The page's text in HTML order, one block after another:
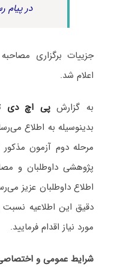
در پیام
اعلام شد.
به گزارش پی اچ دی
بدینوسیله به اطلاع
مرحله دوم آزمون
پژوهشی داوطلبان و
اطلاع داوطلبان عزیز
دقیق این اطلاعیه
مورد نیاز اقدام فرمایید.
شرایط عمومی و